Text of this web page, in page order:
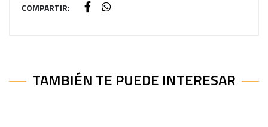
COMPARTIR:
TAMBIÉN TE PUEDE INTERESAR